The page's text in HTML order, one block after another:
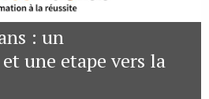
: un
une etape vers la